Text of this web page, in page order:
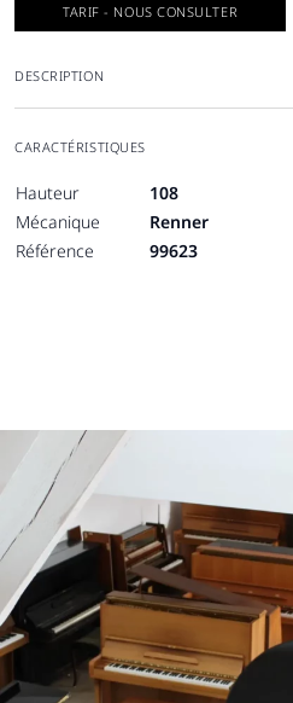
TARIF - NOUS CONSULTER
DESCRIPTION
CARACTÉRISTIQUES
Hauteur
108
Mécanique
Renner
Référence
99623